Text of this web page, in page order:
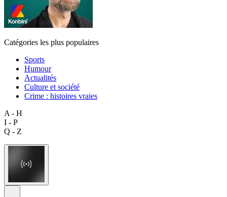
Catégories les plus populaires
Sports
Humour
Actualités
Culture et société
Crime : histoires vraies
A - H
I - P
Q - Z